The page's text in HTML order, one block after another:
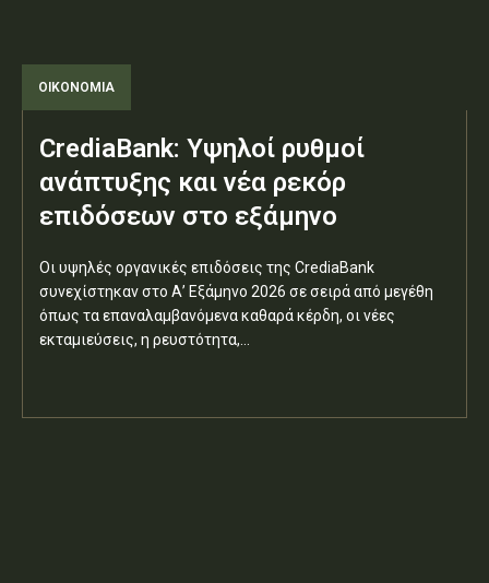
ΟΙΚΟΝΟΜΙΑ
CrediaBank: Υψηλοί ρυθμοί
ανάπτυξης και νέα ρεκόρ
επιδόσεων στο εξάμηνο
Οι υψηλές οργανικές επιδόσεις της CrediaBank
συνεχίστηκαν στο Α’ Εξάμηνο 2026 σε σειρά από μεγέθη
όπως τα επαναλαμβανόμενα καθαρά κέρδη, οι νέες
εκταμιεύσεις, η ρευστότητα,...